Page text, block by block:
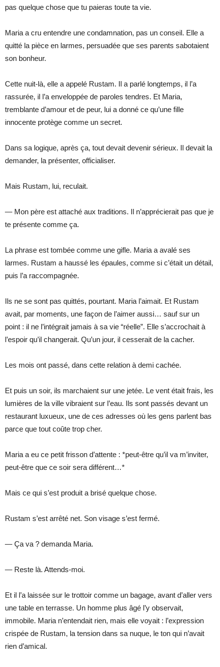
pas quelque chose que tu paieras toute ta vie.
Maria a cru entendre une condamnation, pas un conseil. Elle a
quitté la pièce en larmes, persuadée que ses parents sabotaient
son bonheur.
Cette nuit-là, elle a appelé Rustam. Il a parlé longtemps, il l’a
rassurée, il l’a enveloppée de paroles tendres. Et Maria,
tremblante d’amour et de peur, lui a donné ce qu’une fille
innocente protège comme un secret.
Dans sa logique, après ça, tout devait devenir sérieux. Il devait la
demander, la présenter, officialiser.
Mais Rustam, lui, reculait.
— Mon père est attaché aux traditions. Il n’apprécierait pas que je
te présente comme ça.
La phrase est tombée comme une gifle. Maria a avalé ses
larmes. Rustam a haussé les épaules, comme si c’était un détail,
puis l’a raccompagnée.
Ils ne se sont pas quittés, pourtant. Maria l’aimait. Et Rustam
avait, par moments, une façon de l’aimer aussi… sauf sur un
point : il ne l’intégrait jamais à sa vie “réelle”. Elle s’accrochait à
l’espoir qu’il changerait. Qu’un jour, il cesserait de la cacher.
Les mois ont passé, dans cette relation à demi cachée.
Et puis un soir, ils marchaient sur une jetée. Le vent était frais, les
lumières de la ville vibraient sur l’eau. Ils sont passés devant un
restaurant luxueux, une de ces adresses où les gens parlent bas
parce que tout coûte trop cher.
Maria a eu ce petit frisson d’attente : *peut-être qu’il va m’inviter,
peut-être que ce soir sera différent…*
Mais ce qui s’est produit a brisé quelque chose.
Rustam s’est arrêté net. Son visage s’est fermé.
— Ça va ? demanda Maria.
— Reste là. Attends-moi.
Et il l’a laissée sur le trottoir comme un bagage, avant d’aller vers
une table en terrasse. Un homme plus âgé l’y observait,
immobile. Maria n’entendait rien, mais elle voyait : l’expression
crispée de Rustam, la tension dans sa nuque, le ton qui n’avait
rien d’amical.